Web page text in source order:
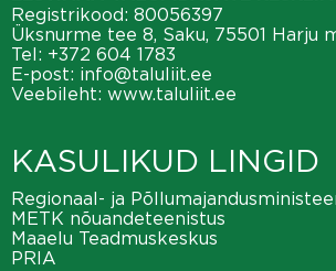
Registrikood: 80056397
Üksnurme tee 8, Saku, 75501 Harju
Tel: +372 604 1783
E-post: info@taluliit.ee
Veebileht: www.taluliit.ee
KASULIKUD LINGID
Regionaal- ja
METK nõuandeteenistus
Maaelu Teadmuskeskus
PRIA